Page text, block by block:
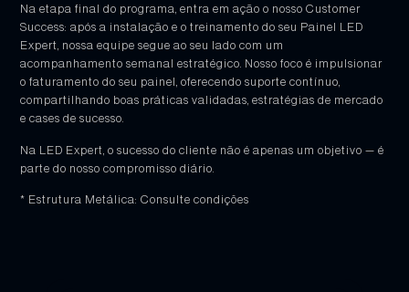
Na etapa final do programa, entra em ação o nosso Customer
Success: após a instalação e o treinamento do seu Painel LED
Expert, nossa equipe segue ao seu lado com um
acompanhamento semanal estratégico. Nosso foco é impulsionar
o faturamento do seu painel, oferecendo suporte contínuo,
compartilhando boas práticas validadas, estratégias de mercado
e cases de sucesso.
Na LED Expert, o sucesso do cliente não é apenas um objetivo — é
parte do nosso compromisso diário.
* Estrutura Metálica: Consulte condições